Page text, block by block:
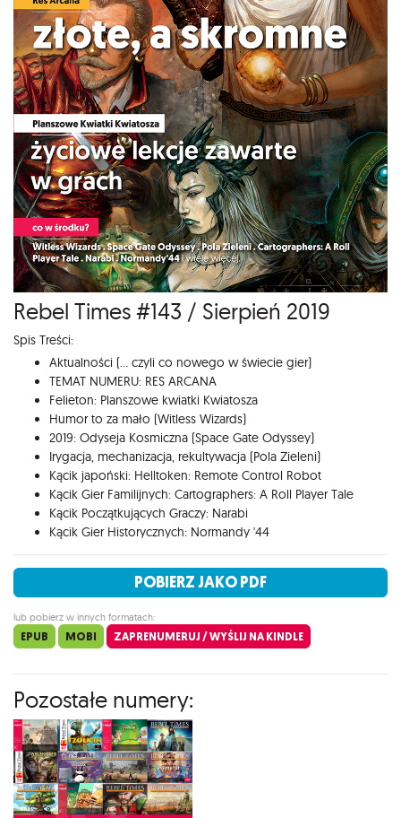
Rebel Times #143 / Sierpień 2019
Spis Treści:
Aktualności (... czyli co nowego w świecie gier)
TEMAT NUMERU: RES ARCANA
Felieton: Planszowe kwiatki Kwiatosza
Humor to za mało (Witless Wizards)
2019: Odyseja Kosmiczna (Space Gate Odyssey)
Irygacja, mechanizacja, rekultywacja (Pola Zieleni)
Kącik japoński: Helltoken: Remote Control Robot
Kącik Gier Familijnych: Cartographers: A Roll Player Tale
Kącik Początkujących Graczy: Narabi
Kącik Gier Historycznych: Normandy '44
POBIERZ JAKO PDF
lub pobierz w innych formatach:
EPUB MOBI ZAPRENUMERUJ / WYŚLIJ NA KINDLE
Pozostałe numery: